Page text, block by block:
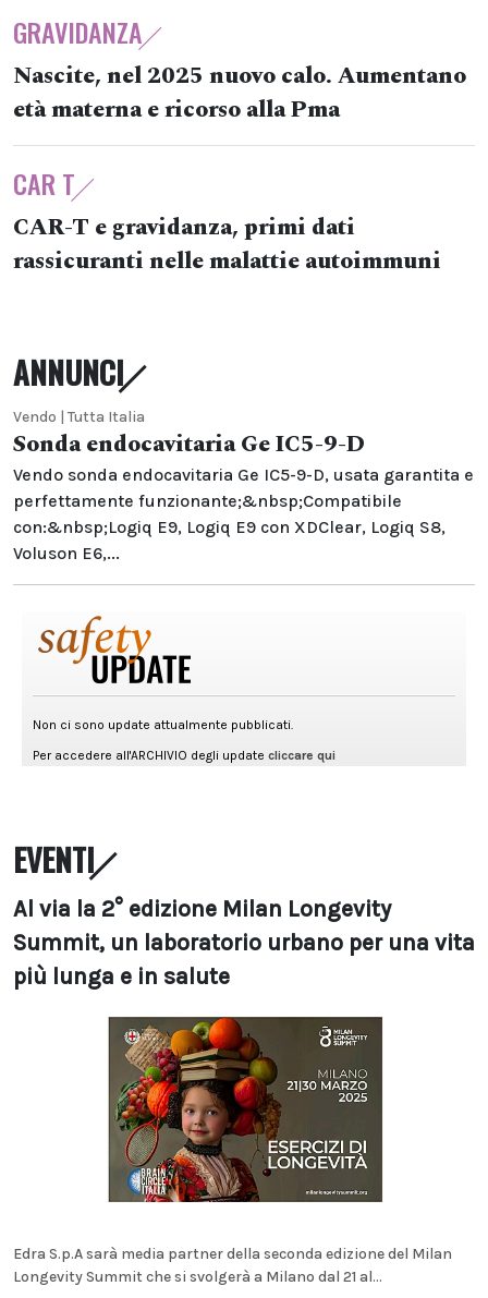
GRAVIDANZA
Nascite, nel 2025 nuovo calo. Aumentano
età materna e ricorso alla Pma
CAR T
CAR-T e gravidanza, primi dati
rassicuranti nelle malattie autoimmuni
ANNUNCI
Vendo | Tutta Italia
Sonda endocavitaria Ge IC5-9-D
Vendo sonda endocavitaria Ge IC5-9-D, usata garantita e
perfettamente funzionante;&nbsp;Compatibile
con:&nbsp;Logiq E9, Logiq E9 con XDClear, Logiq S8,
Voluson E6,...
EVENTI
Al via la 2° edizione Milan Longevity
Summit, un laboratorio urbano per una vita
più lunga e in salute
Edra S.p.A sarà media partner della seconda edizione del Milan
Longevity Summit che si svolgerà a Milano dal 21 al...